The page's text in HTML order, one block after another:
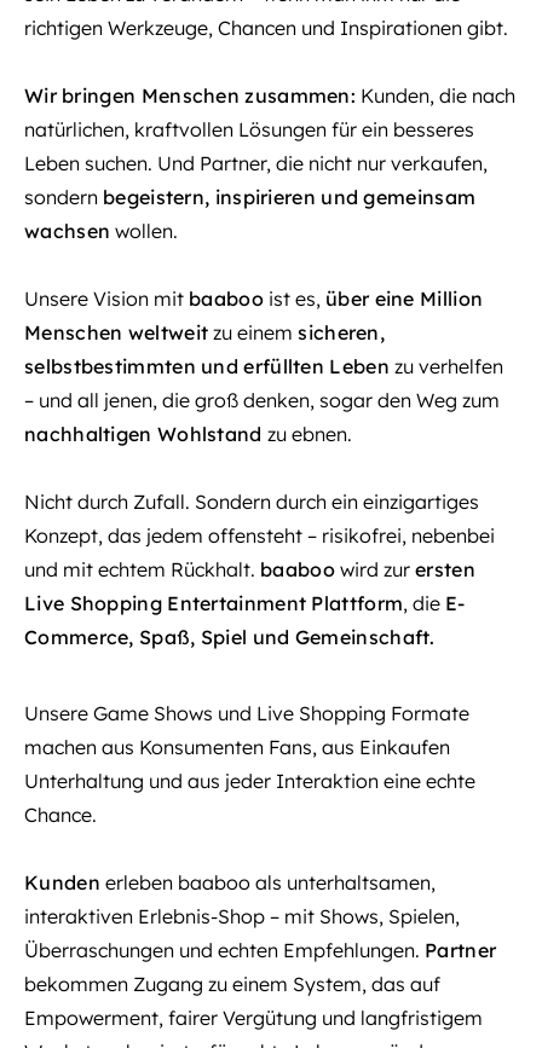
richtigen Werkzeuge, Chancen und Inspirationen gibt.
Wir bringen Menschen zusammen: Kunden, die nach
natürlichen, kraftvollen Lösungen für ein besseres
Leben suchen. Und Partner, die nicht nur verkaufen,
sondern begeistern, inspirieren und gemeinsam
wachsenwollen.
Unsere Vision mit baaboo ist es, über eine Million
Menschen weltweitzu einemsicheren,
selbstbestimmten und erfüllten Lebenzu verhelfen
– und all jenen, die groß denken, sogar den Weg zum
nachhaltigen Wohlstand zu ebnen.
Nicht durch Zufall. Sondern durch ein einzigartiges
Konzept, das jedem offensteht – risikofrei, nebenbei
und mit echtem Rückhalt. baaboowird zurersten
Live Shopping Entertainment Plattform, die E-
Commerce, Spaß, Spiel und Gemeinschaft.
Unsere Game Shows und Live Shopping Formate
machen aus Konsumenten Fans, aus Einkaufen
Unterhaltung und aus jeder Interaktion eine echte
Chance.
Kundenerleben baaboo als unterhaltsamen,
interaktiven Erlebnis-Shop – mit Shows, Spielen,
Überraschungen und echten Empfehlungen. Partner
bekommen Zugang zu einem System, das auf
Empowerment, fairer Vergütung und langfristigem